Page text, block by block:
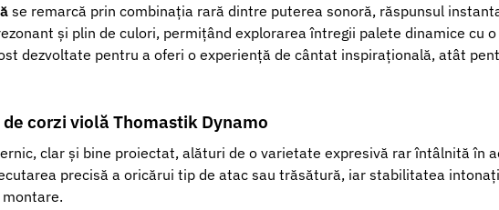
se remarcă prin combinația rară dintre puterea sonoră, răspunsul
și plin de culori, permițând explorarea întregii palete dinamice cu o
dezvoltate pentru a oferi o experiență de cântat inspirațională, atât
corzi violă Thomastik Dynamo
clar și bine proiectat, alături de o varietate expresivă rar întâlnită în
precisă a oricărui tip de atac sau trăsătură, iar stabilitatea